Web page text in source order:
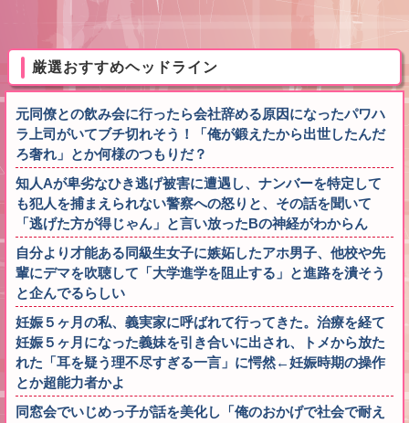
厳選おすすめヘッドライン
元同僚との飲み会に行ったら会社辞める原因になったパワハ
ラ上司がいてブチ切れそう！「俺が鍛えたから出世したんだ
ろ奢れ」とか何様のつもりだ？
知人Aが卑劣なひき逃げ被害に遭遇し、ナンバーを特定して
も犯人を捕まえられない警察への怒りと、その話を聞いて
「逃げた方が得じゃん」と言い放ったBの神経がわからん
自分より才能ある同級生女子に嫉妬したアホ男子、他校や先
輩にデマを吹聴して「大学進学を阻止する」と進路を潰そう
と企んでるらしい
妊娠５ヶ月の私、義実家に呼ばれて行ってきた。治療を経て
妊娠５ヶ月になった義妹を引き合いに出され、トメから放た
れた「耳を疑う理不尽すぎる一言」に愕然←妊娠時期の操作
とか超能力者かよ
同窓会でいじめっ子が話を美化し「俺のおかげで社会で耐え